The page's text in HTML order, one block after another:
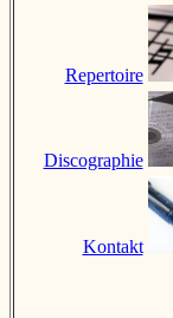
Repertoire
Discographie
Kontakt